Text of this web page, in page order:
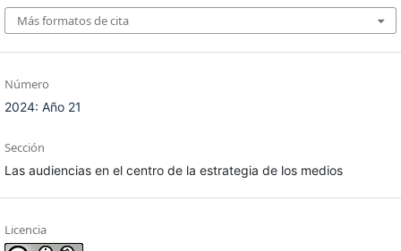
Más formatos de cita
Número
2024: Año 21
Sección
Las audiencias en el centro de la estrategia de los medios
Licencia